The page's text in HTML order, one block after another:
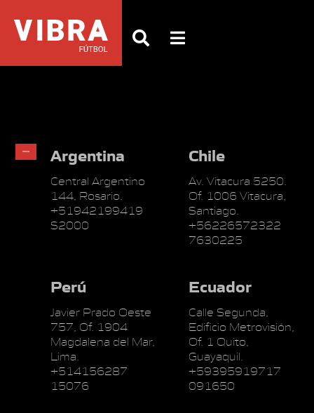
Argentina
Central Argentino
144, Rosario.
+51942199419
S2000
Chile
Av. Vitacura 5250.
Of. 1006 Vitacura,
Santiago.
+56226572322
7630225
Perú
Javier Prado Oeste
757, Of. 1904
Magdalena del Mar,
Lima.
+514156287
15076
Ecuador
Calle Segunda,
Edificio Metrovisión,
Of. 1 Quito,
Guayaquil.
+59395919717
091650